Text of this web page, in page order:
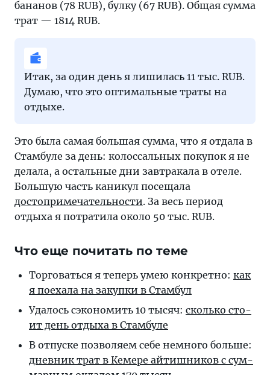
бананов (78 RUB), булку (67 RUB). Общая сумма
трат — 1814 RUB.
Итак, за один день я лишилась 11 тыс. RUB.
Думаю, что это оптимальные траты на
отдыхе.
Это была самая большая сумма, что я отдала в
Стамбуле за день: колоссальных покупок я не
делала, а остальные дни завтракала в отеле.
Большую часть каникул посещала
достопримечательности. За весь период
отдыха я потратила около 50 тыс. RUB.
Что еще почитать по теме
Торговаться я те­перь умею кон­крет­но: как
я по­е­ха­ла на за­куп­ки в Стамбул
Удалось сэконо­мить 10 ты­сяч: сколь­ко сто­
ит день от­ды­ха в Стамбуле
В отпуске поз­во­ля­ем се­бе не­мно­го боль­ше:
днев­ник трат в Ке­ме­ре ай­тиш­ни­ков с сум­